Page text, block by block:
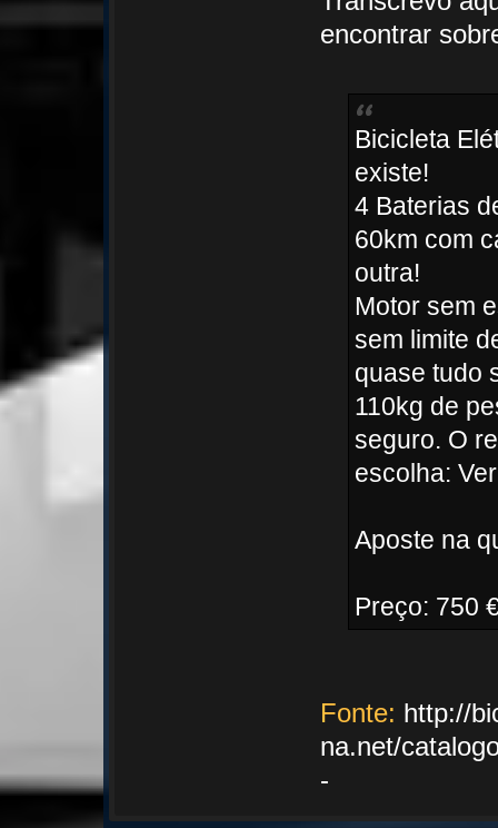
encontrar
Bicicleta
existe!
4 Baterias
60km com
outra!
Motor sem
sem limite
quase tudo
110kg de
seguro. O
escolha:
Aposte na
Preço: 750
Fonte: http://
na.net/
-